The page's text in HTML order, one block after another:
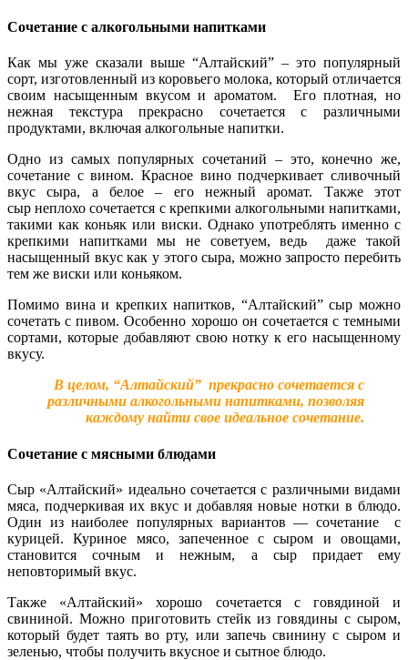
Сочетание с алкогольными напитками
Как мы уже сказали выше “Алтайский” – это популярный
сорт, изготовленный из коровьего молока, который отличается
своим насыщенным вкусом и ароматом.
Его плотная, но
нежная текстура прекрасно сочетается с различными
продуктами, включая алкогольные напитки.
Одно из самых популярных сочетаний – это, конечно же,
сочетание с вином. Красное вино подчеркивает сливочный
вкус сыра, а белое – его нежный аромат. Также этот
сыр неплохо сочетается с крепкими алкогольными напитками,
такими как коньяк или виски. Однако употреблять именно с
крепкими напитками мы не советуем, ведь даже такой
насыщенный вкус как у этого сыра, можно запросто перебить
тем же виски или коньяком.
Помимо вина и крепких напитков, “Алтайский” сыр можно
сочетать с пивом. Особенно хорошо он сочетается с темными
сортами, которые добавляют свою нотку к его насыщенному
вкусу.
В целом, “Алтайский” прекрасно сочетается с
различными алкогольными напитками, позволяя
каждому найти свое идеальное сочетание.
Сочетание с мясными блюдами
Сыр «Алтайский» идеально сочетается с различными видами
мяса, подчеркивая их вкус и добавляя новые нотки в блюдо.
Один из наиболее популярных вариантов — сочетание с
курицей. Куриное мясо, запеченное с сыром и овощами,
становится сочным и нежным, а сыр придает ему
неповторимый вкус.
Также «Алтайский» хорошо сочетается с говядиной и
свининой. Можно приготовить стейк из говядины с сыром,
который будет таять во рту, или запечь свинину с сыром и
зеленью, чтобы получить вкусное и сытное блюдо.